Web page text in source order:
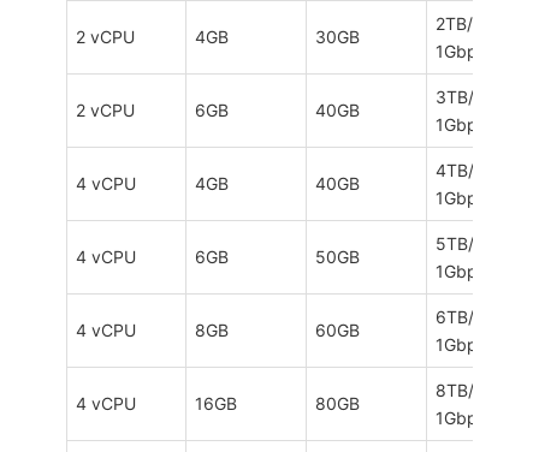
2 vCPU 4GB 30GB
2TB/月，
1Gbps
2 vCPU 6GB 40GB
3TB/月，
1Gbps
4 vCPU 4GB 40GB
4TB/月，
1Gbps
4 vCPU 6GB 50GB
5TB/月，
1Gbps
4 vCPU 8GB 60GB
6TB/月，
1Gbps
4 vCPU 16GB 80GB
8TB/月，
1Gbps